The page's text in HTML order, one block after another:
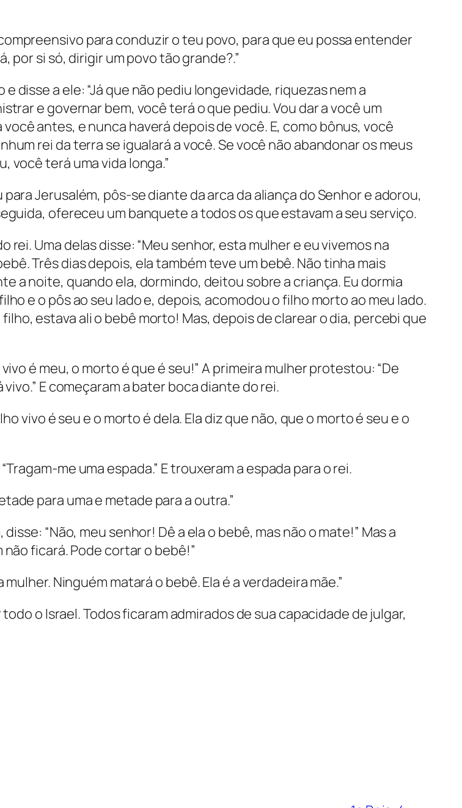
para conduzir o teu povo, para que eu possa entender
por si só, dirigir um povo tão grande?.”
disse a ele: “Já que não pediu longevidade, riquezas nem a
e governar bem, você terá o que pediu. Vou dar a você um
antes, e nunca haverá depois de você. E, como bônus, você
rei da terra se igualará a você. Se você não abandonar os meus
você terá uma vida longa.”
Jerusalém, pôs-se diante da arca da aliança do Senhor e adorou,
ofereceu um banquete a todos os que estavam a seu serviço.
Uma delas disse: “Meu senhor, esta mulher e eu vivemos na
Três dias depois, ela também teve um bebê. Não tinha mais
a noite, quando ela, dormindo, deitou sobre a criança. Eu dormia
e o pôs ao seu lado e, depois, acomodou o filho morto ao meu lado.
estava ali o bebê morto! Mas, depois de clarear o dia, percebi que
é meu, o morto é que é seu!” A primeira mulher protestou: “De
E começaram a bater boca diante do rei.
vivo é seu e o morto é dela. Ela diz que não, que o morto é seu e o
me uma espada.” E trouxeram a espada para o rei.
para uma e metade para a outra.”
“Não, meu senhor! Dê a ela o bebê, mas não o mate!” Mas a
ficará. Pode cortar o bebê!”
Ninguém matará o bebê. Ela é a verdadeira mãe.”
o Israel. Todos ficaram admirados de sua capacidade de julgar,